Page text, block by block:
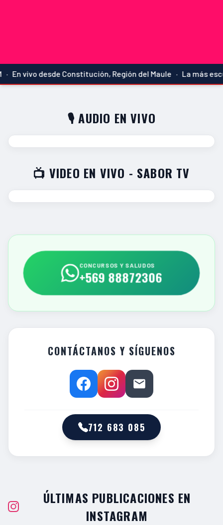
vivo desde Constitución, Región del Maule · La más
🎙️ AUDIO EN VIVO
📺 VIDEO EN VIVO - SABOR TV
CONCURSOS Y SALUDOS
+569 88872306
CONTÁCTANOS Y SÍGUENOS
712 683 085
ÚLTIMAS PUBLICACIONES EN
INSTAGRAM